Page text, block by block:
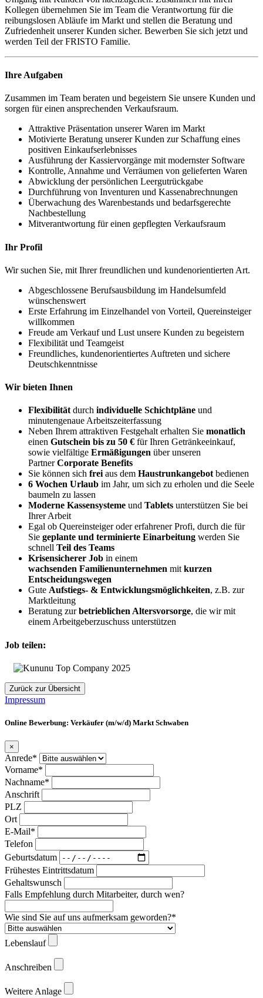
Kollegen übernehmen Sie im Team die Verantwortung für die
reibungslosen Abläufe im Markt und stellen die Beratung und
Zufriedenheit unserer Kunden sicher. Bewerben Sie sich jetzt und
werden Teil der FRISTO Familie.
Ihre Aufgaben
Zusammen im Team beraten und begeistern Sie unsere Kunden und
sorgen für einen ansprechenden Verkaufsraum.
Attraktive Präsentation unserer Waren im Markt
Motivierte Beratung unserer Kunden zur Schaffung eines
positiven Einkaufserlebnisses
Ausführung der Kassiervorgänge mit modernster Software
Kontrolle, Annahme und Verräumen von gelieferten Waren
Abwicklung der persönlichen Leergutrückgabe
Durchführung von Inventuren und Kassenabrechnungen
Überwachung des Warenbestands und bedarfsgerechte
Nachbestellung
Mitverantwortung für einen gepflegten Verkaufsraum
Ihr Profil
Wir suchen Sie, mit Ihrer freundlichen und kundenorientierten Art.
Abgeschlossene Berufsausbildung im Handelsumfeld
wünschenswert
Erste Erfahrung im Einzelhandel von Vorteil, Quereinsteiger
willkommen
Freude am Verkauf und Lust unsere Kunden zu begeistern
Flexibilität und Teamgeist
Freundliches, kundenorientiertes Auftreten und sichere
Deutschkenntnisse
Wir bieten Ihnen
Flexibilitätdurch individuelle Schichtpläne und
minutengenaue Arbeitszeiterfassung
Neben Ihrem attraktiven Festgehalt erhalten Sie monatlich
einen Gutschein bis zu 50 € für Ihren Getränkeeinkauf,
sowie vielfältige Ermäßigungen über unseren
PartnerCorporate Benefits
Sie können sich freiaus dem Haustrunkangebotbedienen
6 Wochen Urlaub im Jahr, um sich zu erholen und die Seele
baumeln zu lassen
Moderne Kassensysteme und Tablets unterstützen Sie bei
Ihrer Arbeit
Egal ob Quereinsteiger oder erfahrener Profi, durch die für
Sie geplante und terminierte Einarbeitung werden Sie
schnell Teil des Teams
Krisensicherer Job in einem
wachsenden Familienunternehmen mitkurzen
Entscheidungswegen
Gute Aufstiegs- & Entwicklungsmöglichkeiten, z.B. zur
Marktleitung
Beratung zurbetrieblichen Altersvorsorge, die wir mit
einem Arbeitgeberzuschuss unterstützen
Job teilen:
Zurück zur Übersicht
Impressum
Online Bewerbung: Verkäufer (m/w/d) Markt Schwaben
×
Anrede*
Vorname*
Nachname*
Anschrift
PLZ
Ort
E-Mail*
Telefon
Geburtsdatum
Frühestes Eintrittsdatum
Gehaltswunsch
Falls Empfehlung durch Mitarbeiter, durch wen?
Wie sind Sie auf uns aufmerksam geworden?*
Lebenslauf
Anschreiben
Weitere Anlage